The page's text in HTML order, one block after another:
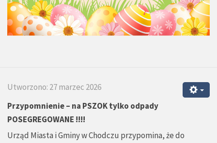
Utworzono: 27 marzec 2026
Przypomnienie – na PSZOK tylko odpady
POSEGREGOWANE !!!!
Urząd Miasta i Gminy w Chodczu przypomina, że do